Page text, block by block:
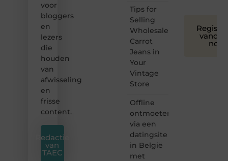
voor
bloggers
en
lezers
die
houden
van
afwisseling
en
frisse
content.
Redactie
van
TAEC
Tips for
Selling
Wholesale
Carrot
Jeans in
Your
Vintage
Store
Offline
ontmoeten
via een
datingsite
in België
met
nog